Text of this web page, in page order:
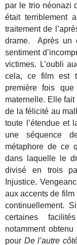
par le trio néonazi
était terriblement
traitement de
drame. Après un
sentiment
victimes. L’oubli
cela, ce film est
première fois
maternelle. Elle
de la félicité au
toute l’étendue et
une séquence
métaphore de ce
dans laquelle le
divisé en trois
Injustice.
aux accents de
continuellement.
certaines
notamment
pour De l’autre